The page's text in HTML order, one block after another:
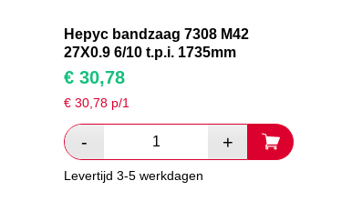
Hepyc bandzaag 7308 M42
27X0.9 6/10 t.p.i. 1735mm
€ 30,78
€ 30,78 p/1
Levertijd 3-5 werkdagen